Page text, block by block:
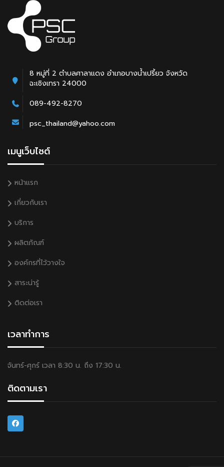
8 หมู่ที่ 2 ตำบลศาลาแดง อำเภอบางน้ำเปรี้ยว จังหวัด
ฉะเชิงเทรา 24000
089-492-8270
psc_thailand@yahoo.com
เมนูเว็บไซต์
หน้าแรก
เกี่ยวกับเรา
บริการ
ผลิตภัณฑ์
องค์กรที่ไว้วางใจ
สาระน่ารู้
ติดต่อเรา
เวลาทำการ
จันทร์-ศุกร์ เวลา 8:30 น. ถึง 17:30 น.
ติดตามเรา